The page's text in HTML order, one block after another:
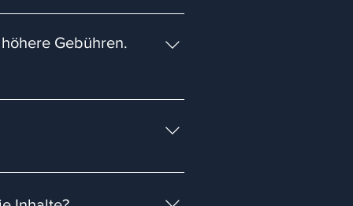
(ca. 430$ pro Jahr).
erklären wir dir im Kurs.
Gebühren.
den regulären Preis. Wir selbst